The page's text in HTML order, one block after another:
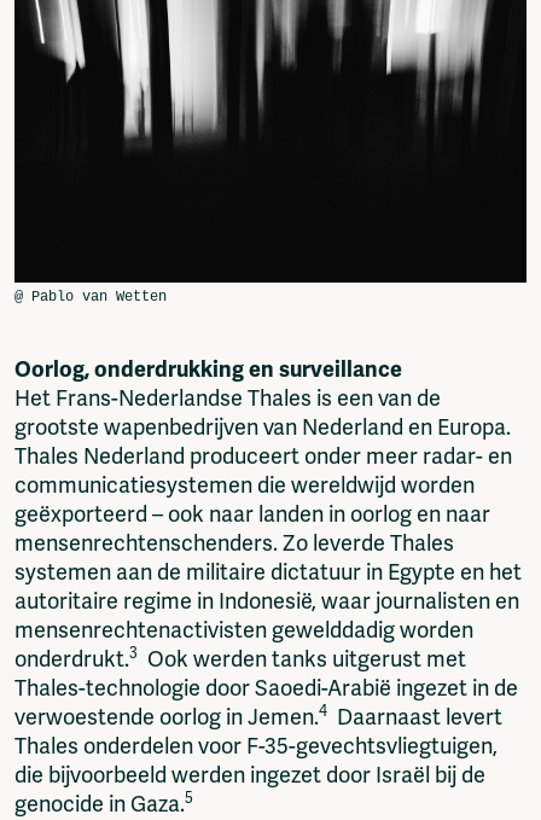
Oorlog, onderdrukking en surveillance
Het Frans-Nederlandse Thales is een van de
grootste wapenbedrijven van Nederland en Europa.
Thales Nederland produceert onder meer radar- en
communicatiesystemen die wereldwijd worden
geëxporteerd – ook naar landen in oorlog en naar
mensenrechtenschenders. Zo leverde Thales
systemen aan de militaire dictatuur in Egypte en het
autoritaire regime in Indonesië, waar journalisten en
mensenrechtenactivisten gewelddadig worden
onderdrukt.3
Ook werden tanks uitgerust met
Thales-technologie door Saoedi-Arabië ingezet in de
verwoestende oorlog in Jemen.4 Daarnaast levert
Thales onderdelen voor F-35-gevechtsvliegtuigen,
die bijvoorbeeld werden ingezet door Israël bij de
genocide in Gaza.5